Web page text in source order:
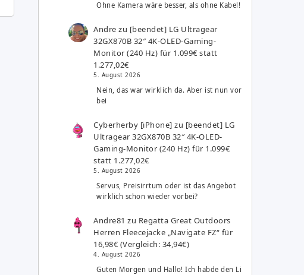
Ohne Kamera wäre besser, als ohne Kabel!
Andre zu [beendet] LG Ultragear
32GX870B 32″ 4K-OLED-Gaming-
Monitor (240 Hz) für 1.099€ statt
1.277,02€
5. August 2026
Nein, das war wirklich da. Aber ist nun vor
bei
Cyberherby [iPhone] zu [beendet] LG
Ultragear 32GX870B 32″ 4K-OLED-
Gaming-Monitor (240 Hz) für 1.099€
statt 1.277,02€
5. August 2026
Servus, Preisirrtum oder ist das Angebot
wirklich schon wieder vorbei?
Andre81 zu Regatta Great Outdoors
Herren Fleecejacke „Navigate FZ“ für
16,98€ (Vergleich: 34,94€)
4. August 2026
Guten Morgen und Hallo! Ich habde den Li